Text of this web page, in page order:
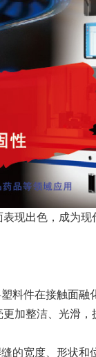
现出色，成为
料件在接触面融
加整洁、光滑，
的宽度、形状和